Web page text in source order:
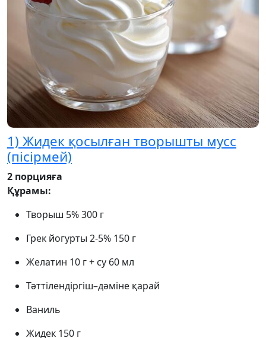
1) Жидек қосылған творышты мусс
(пісірмей)
2 порцияға
Құрамы:
Творыш 5% 300 г
Грек йогурты 2-5% 150 г
Желатин 10 г + су 60 мл
Тәттілендіргіш–дәміне қарай
Ваниль
Жидек 150 г